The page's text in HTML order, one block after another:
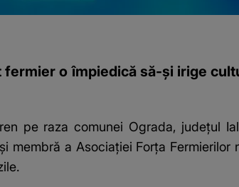
o împiedică să-și irige
pe raza comunei Ograda, județul
membră a Asociației Forța